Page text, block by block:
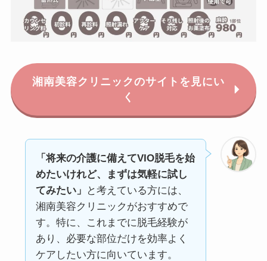
湘南美容クリニックのサイトを見にい
く
「将来の介護に備えてVIO脱毛を始
めたいけれど、まずは気軽に試し
てみたい」
と考えている方には、
湘南美容クリニックがおすすめで
す。特に、これまでに脱毛経験が
あり、必要な部位だけを効率よく
ケアしたい方に向いています。